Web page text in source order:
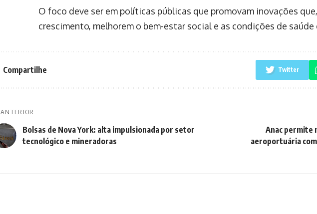
O foco deve ser em políticas públicas que promovam inovações
crescimento, melhorem o bem-estar social e as condições de saúde
Compartilhe Twitter
ANTERIOR
Bolsas de Nova York: alta impulsionada por setor
tecnológico e mineradoras
Anac permite
aeroportuária